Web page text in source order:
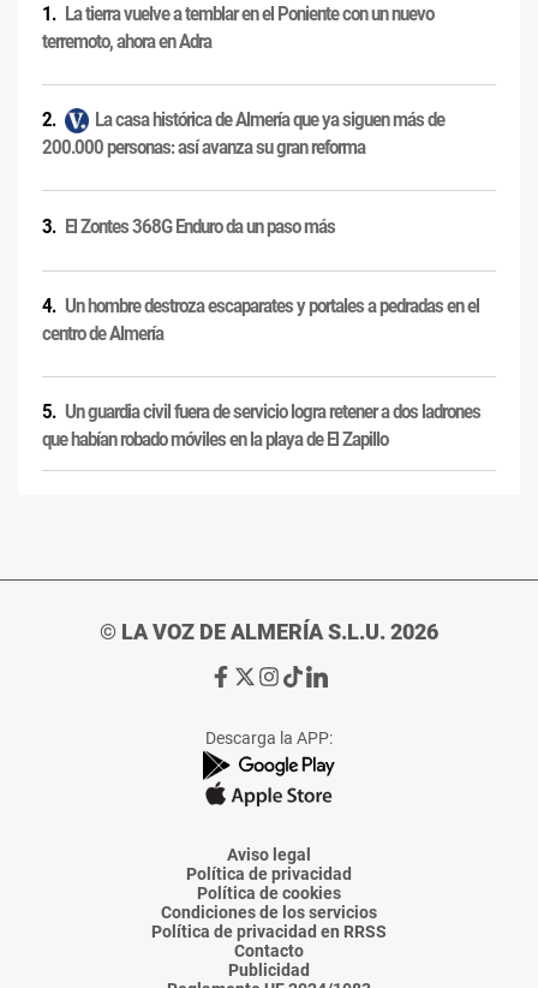
La tierra vuelve a temblar en el Poniente con un nuevo
terremoto, ahora en Adra
La casa histórica de Almería que ya siguen más de
200.000 personas: así avanza su gran reforma
El Zontes 368G Enduro da un paso más
Un hombre destroza escaparates y portales a pedradas en el
centro de Almería
Un guardia civil fuera de servicio logra retener a dos ladrones
que habían robado móviles en la playa de El Zapillo
© LA VOZ DE ALMERÍA S.L.U. 2026
Ir
de
La
Voz
Almería
Ir
de
La
Voz
Almería
Ir
de
La
Voz
Almería
Ir
de
La
Voz
Almería
Ir
de
La
Voz
Descarga la APP:
Aviso legal
Política de privacidad
Política de cookies
Condiciones de los servicios
Política de privacidad en RRSS
Contacto
Publicidad